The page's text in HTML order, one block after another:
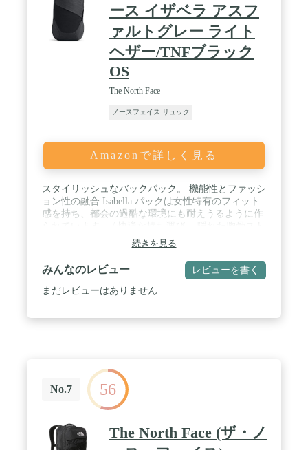
ット×1 オープンポケット×2 ペンポケット×2) サイ
ドポケット×2内側:Raptopポケット×1 【付属品】- /
ご注意※商品に多少の小傷等ある場合、また付属品
にも傷や多少のへこみ、箱潰れ・化粧箱に破れ等あ
る場合もございますが、本体に全く問題はございま
せんので予めご了承いただきますようお願い申し上
げます。サイズは約になります。こちらの商品は並
行輸入品です。撮影の際の光の加減やご覧いただく
場合がございます。また、他店舗等同時販売を行っ
ますが、ご注文完了後に在庫切れでキャンセルとな
る場合もございます。その際はメールでのご連絡と
なりますので予めご了承申し上げます。
ース イザベラ アスフ
ァルトグレー ライト
ヘザー/TNFブラック
OS
The North Face
ノースフェイス リュック
Amazonで詳しく見る
スタイリッシュなバックパック。 機能性とファッシ
ョン性の融合 Isabella パックは女性特有のフィット
感を持ち、都会の過酷な環境にも耐えうるように作
ラップとソフトで通気性のあるメッシュが、この17
リットルのバッグを梱包する際に通気性を高めま
す。 旅行のキャリーオンや日常のワークバッグとし
てお使いください。 このパックには常にあなたの背
中があります。 / 広い収納スペース。 メインコンパ
プフリース裏地、ジップポケットにはサングラスや
携帯電話を収納、隠しファスナー付きのサイドポケ
ットには鍵やカードを入れるのに最適です。 前面に
隠れたラッシュポイントが必需品を引っ掛けること
ができ、ウォーターボトルスリーブで水分補給が確
実に。 / 技術仕様。 寸法:11.5インチ×8.25インチ×19
続きを見る
みんなのレビュー レビューを書く
まだレビューはありません
No.7 56
The North Face (ザ・ノ